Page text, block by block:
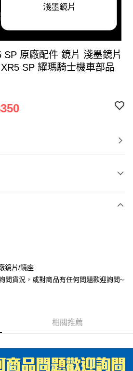
SP 原廠配件 鏡片 淺墨鏡片
SP 耀瑪騎士機車部品
含以上)免運費
上請選宅配)
含以上)免運費
鏡片/鏡座
問貨況，或對商品有任何問題歡迎詢問~
相關推薦